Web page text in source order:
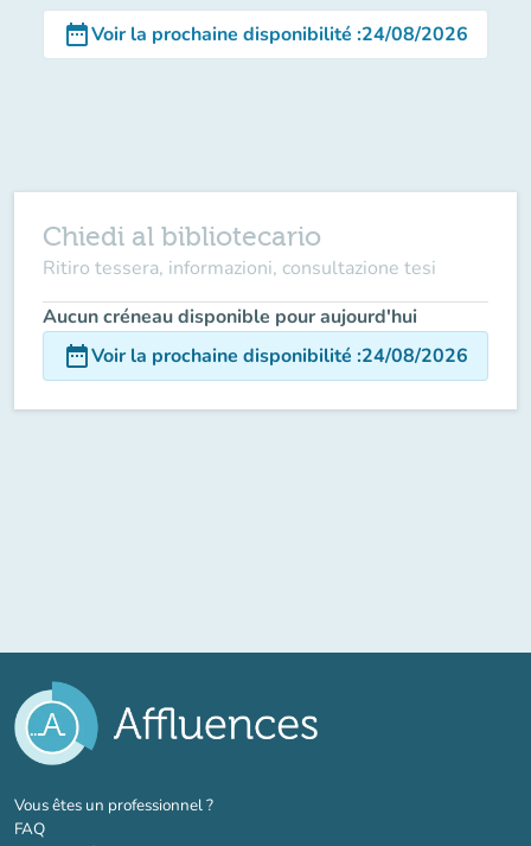
date_rangeVoir la prochaine disponibilité :24/08/2026
Chiedi al bibliotecario
Ritiro tessera, informazioni, consultazione tesi
Aucun créneau disponible pour aujourd'hui
date_rangeVoir la prochaine disponibilité :24/08/2026
Vous êtes un professionnel ?(nouvel onglet)
FAQ